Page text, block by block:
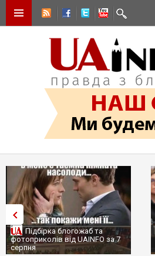
Підбірка блогожаб та
фотоприколів від UAINFO за 7
серпня